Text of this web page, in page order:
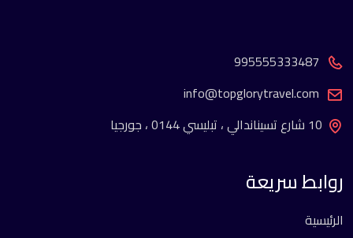
995555333487
info@topglorytravel.com
10 شارع تسيناندالي ، تبليسي 0144 ، جورجيا
روابط سريعة
الرئيسية